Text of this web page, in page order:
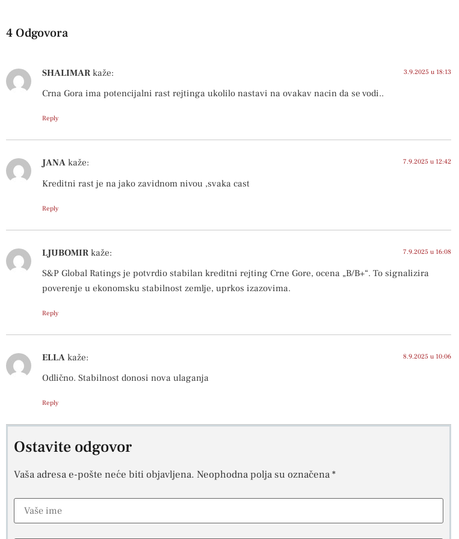
4 Odgovora
SHALIMAR kaže: 3.9.2025 u 18:13
Crna Gora ima potencijalni rast rejtinga ukolilo nastavi na ovakav nacin da se vodi..
Reply
JANA kaže: 7.9.2025 u 12:42
Kreditni rast je na jako zavidnom nivou ,svaka cast
Reply
LJUBOMIR kaže: 7.9.2025 u 16:08
S&P Global Ratings je potvrdio stabilan kreditni rejting Crne Gore, ocena „B/B+“. To signalizira
poverenje u ekonomsku stabilnost zemlje, uprkos izazovima.
Reply
ELLA kaže: 8.9.2025 u 10:06
Odlično. Stabilnost donosi nova ulaganja
Reply
Ostavite odgovor
Vaša adresa e-pošte neće biti objavljena. Neophodna polja su označena*